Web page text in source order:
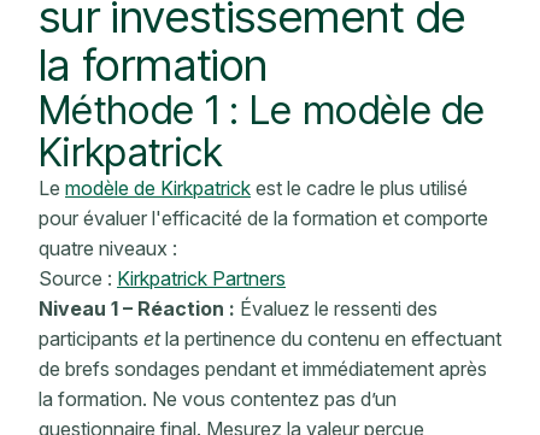
sur investissement de
la formation
Méthode 1 : Le modèle de
Kirkpatrick
Le modèle de Kirkpatrick est le cadre le plus utilisé
pour évaluer l'efficacité de la formation et comporte
quatre niveaux :
Source : Kirkpatrick Partners
Niveau 1 – Réaction : Évaluez le ressenti des
participants et la pertinence du contenu en effectuant
de brefs sondages pendant et immédiatement après
la formation. Ne vous contentez pas d’un
questionnaire final. Mesurez la valeur perçue,